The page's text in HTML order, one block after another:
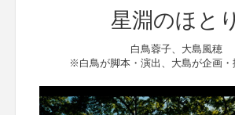
星淵のほとり
白鳥蓉子、大島風穂
※白鳥が脚本・演出、大島が企画・